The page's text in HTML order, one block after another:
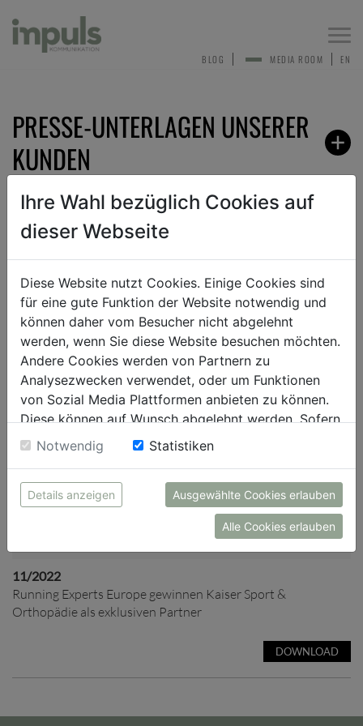
EN
MEDIA ROOM
BLOG
PRESSE-UNTERLAGEN UNSERER
KUNDEN
ZURÜCK
TEXT BILD DOKUMENT
11/2022
Running Experts Europe gewinnen Kaiser Sport &
Orthopädie als exklusiven Partner
DOWNLOAD
Ihre Wahl bezüglich Cookies auf
dieser Webseite
Diese Website nutzt Cookies. Einige Cookies sind
für eine gute Funktion der Website notwendig und
können daher vom Besucher nicht abgelehnt
werden, wenn Sie diese Website besuchen möchten.
Andere Cookies werden von Partnern zu
Analysezwecken verwendet, oder um Funktionen
von Sozial Media Plattformen anbieten zu können.
Diese können auf Wunsch abgelehnt werden. Sofern
sie unsere Webseite weiter nutzen, geben Sie
Einwilligung zu unseren Cookies.
Notwendig Statistiken
Details anzeigen Ausgewählte Cookies erlauben
Alle Cookies erlauben